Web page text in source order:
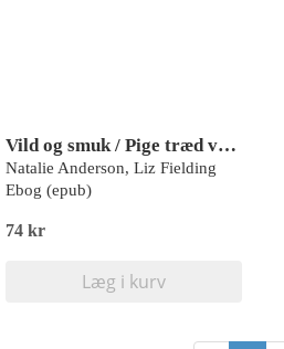
Vild og smuk / Pige træd varsomt
Natalie Anderson, Liz Fielding
Ebog (epub)
74 kr
Læg i kurv